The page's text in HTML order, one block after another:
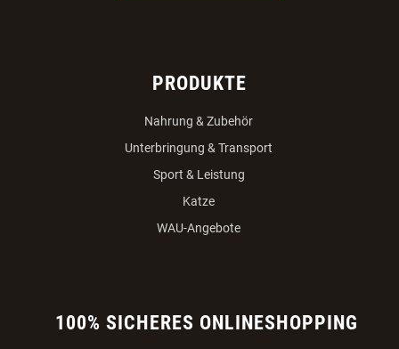
PRODUKTE
Nahrung & Zubehör
Unterbringung & Transport
Sport & Leistung
Katze
WAU-Angebote
100% SICHERES ONLINESHOPPING